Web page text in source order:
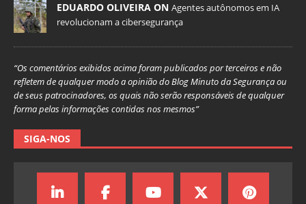
EDUARDO OLIVEIRA ON Agentes autônomos em IA
revolucionam a cibersegurança
“Os comentários exibidos acima foram publicados por terceiros e não
refletem de qualquer modo a opinião do Blog Minuto da Segurança ou
de seus patrocinadores, os quais não serão responsáveis de qualquer
forma pelas informações contidas nos mesmos”
SIGA-NOS